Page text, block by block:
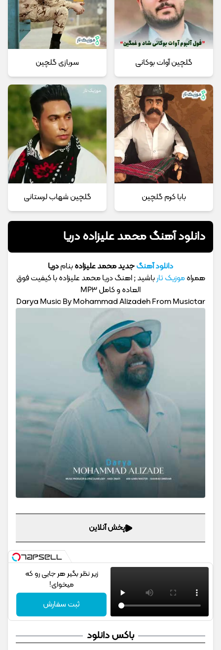
گلچین آوات بوکانی سربازی گلچین
بابا کرم گلچین گلچین شهاب لرستانی
دانلود آهنگ محمد علیزاده دریا
دانلود آهنگجدید محمد علیزادهبنامدریا
همراهموزیک تارباشید ; اهنگ دریا محمد علیزاده با کیفیت فوق
العاده و کامل MP3
Darya Music By Mohammad Alizadeh From Musictar
پخش آنلاین
زیر نظر بگیر هر جایی رو که
میخوای!
ثبت سفارش
باکس دانلود